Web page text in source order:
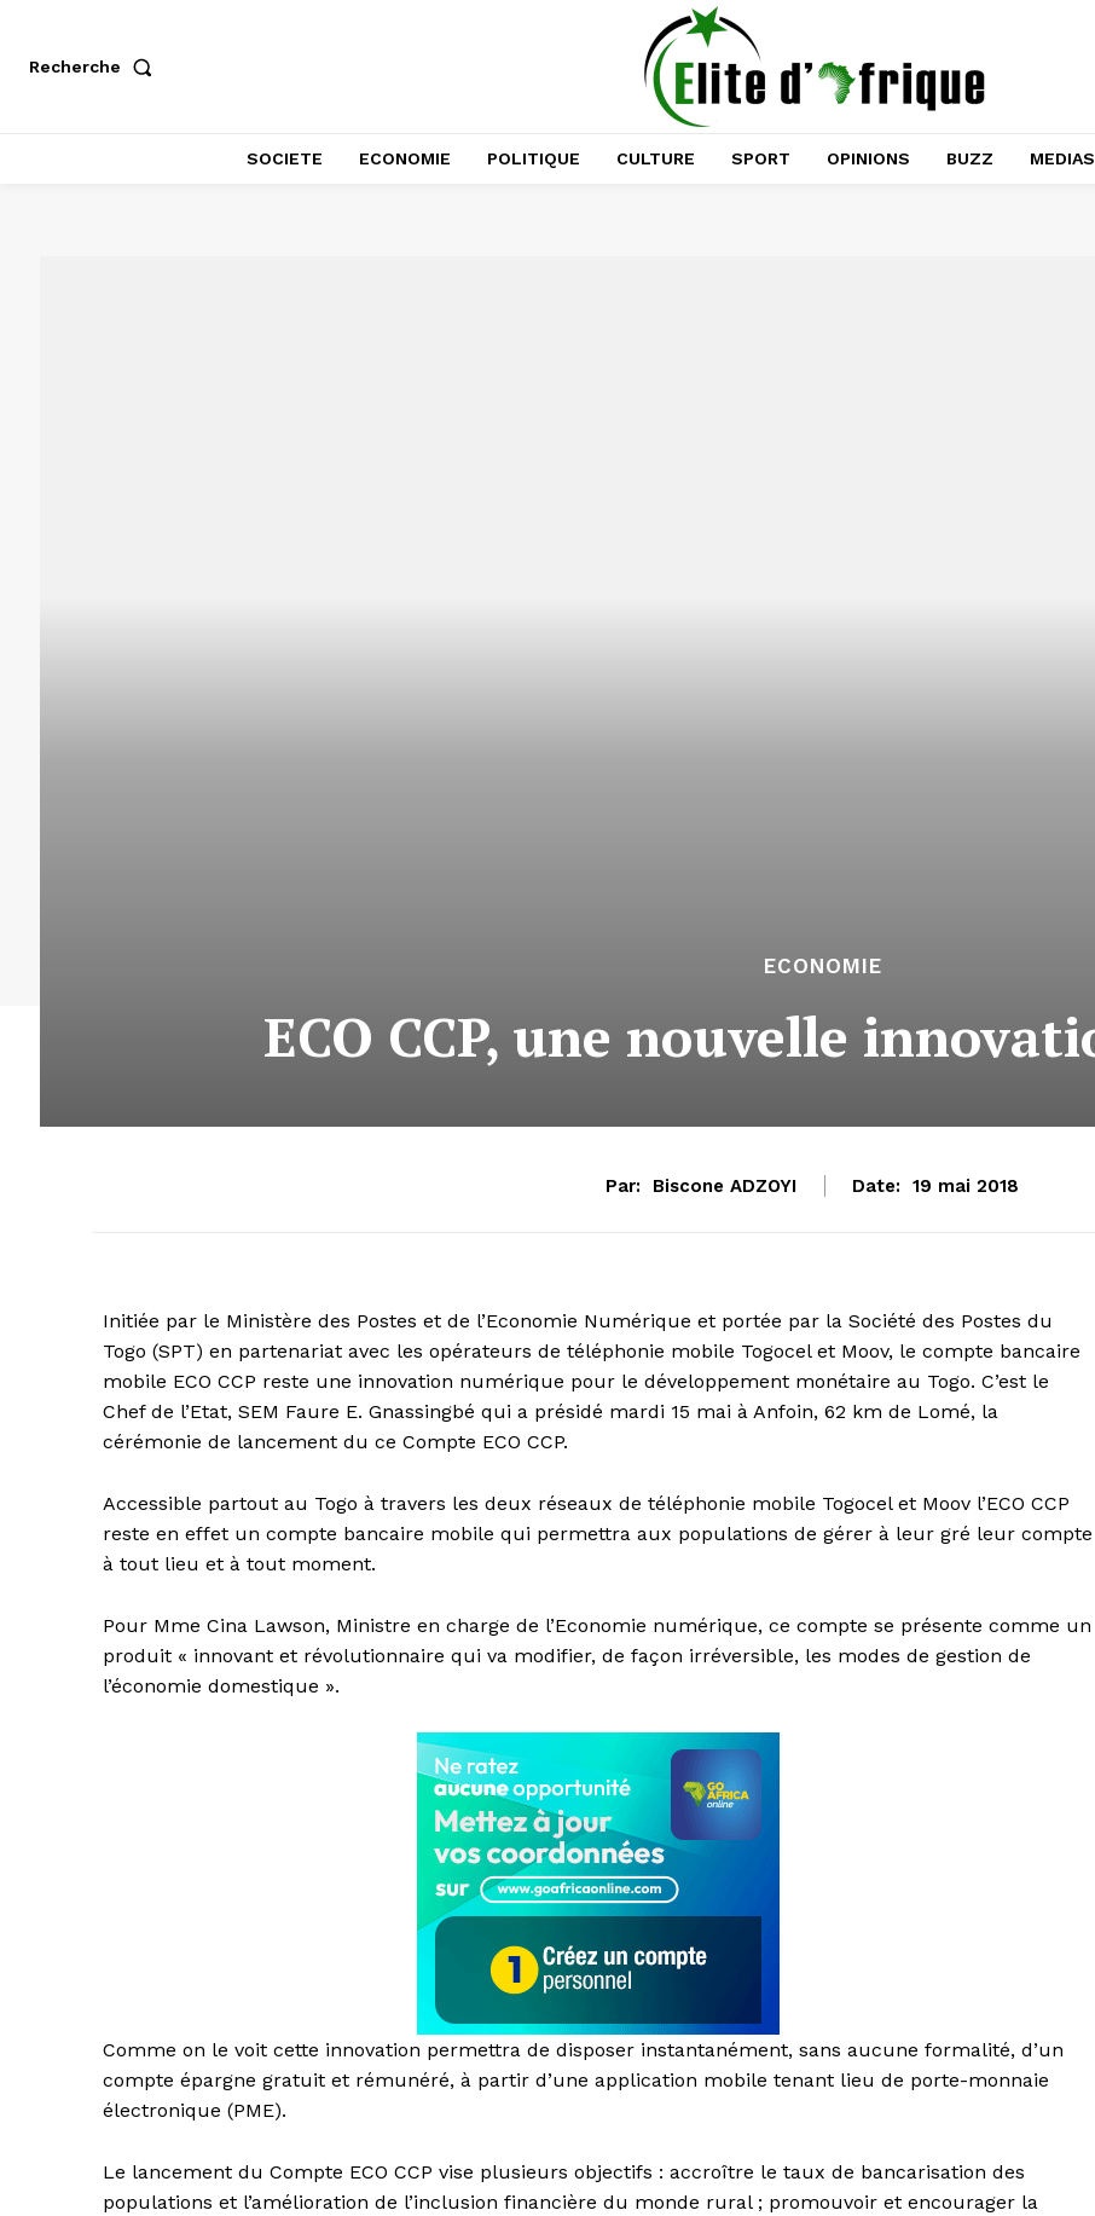
Recherche
SOCIETE ECONOMIE POLITIQUE CULTURE SPORT OPINIONS BUZZ MEDIAS
ECONOMIE
ECO CCP, une nouvelle
Par: Biscone ADZOYI Date: 19 mai 2018
Initiée par le Ministère des Postes et de l’Economie Numérique et portée par la Société des Postes du
Togo (SPT) en partenariat avec les opérateurs de téléphonie mobile Togocel et Moov, le compte bancaire
mobile ECO CCP reste une innovation numérique pour le développement monétaire au Togo. C’est le
Chef de l’Etat, SEM Faure E. Gnassingbé qui a présidé mardi 15 mai à Anfoin, 62 km de Lomé, la
cérémonie de lancement du ce Compte ECO CCP.
Accessible partout au Togo à travers les deux réseaux de téléphonie mobile Togocel et Moov l’ECO CCP
reste en effet un compte bancaire mobile qui permettra aux populations de gérer à leur gré leur compte
à tout lieu et à tout moment.
Pour Mme Cina Lawson, Ministre en charge de l’Economie numérique, ce compte se présente comme un
produit « innovant et révolutionnaire qui va modifier, de façon irréversible, les modes de gestion de
l’économie domestique ».
Comme on le voit cette innovation permettra de disposer instantanément, sans aucune formalité, d’un
compte épargne gratuit et rémunéré, à partir d’une application mobile tenant lieu de porte-monnaie
électronique (PME).
Le lancement du Compte ECO CCP vise plusieurs objectifs : accroître le taux de bancarisation des
populations et l’amélioration de l’inclusion financière du monde rural ; promouvoir et encourager la